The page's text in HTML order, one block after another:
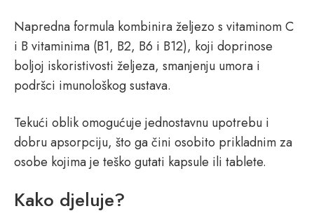
Napredna formula kombinira željezo s vitaminom C
i B vitaminima (B1, B2, B6 i B12), koji doprinose
boljoj iskoristivosti željeza, smanjenju umora i
podršci imunološkog sustava.
Tekući oblik omogućuje jednostavnu upotrebu i
dobru apsorpciju, što ga čini osobito prikladnim za
osobe kojima je teško gutati kapsule ili tablete.
Kako djeluje?